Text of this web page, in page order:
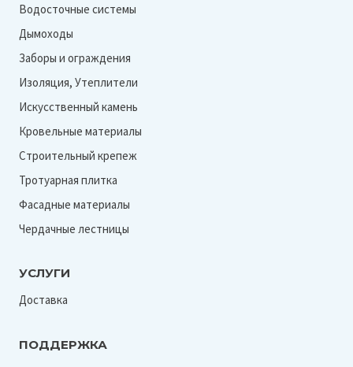
Водосточные системы
Дымоходы
Заборы и ограждения
Изоляция, Утеплители
Искусственный камень
Кровельные материалы
Строительный крепеж
Тротуарная плитка
Фасадные материалы
Чердачные лестницы
УСЛУГИ
Доставка
ПОДДЕРЖКА